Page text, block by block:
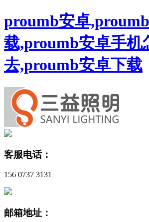
proumb安卓
载,proumb安卓手机
去,proumb安卓下载
客服电话：
156 0737 3131
邮箱地址：